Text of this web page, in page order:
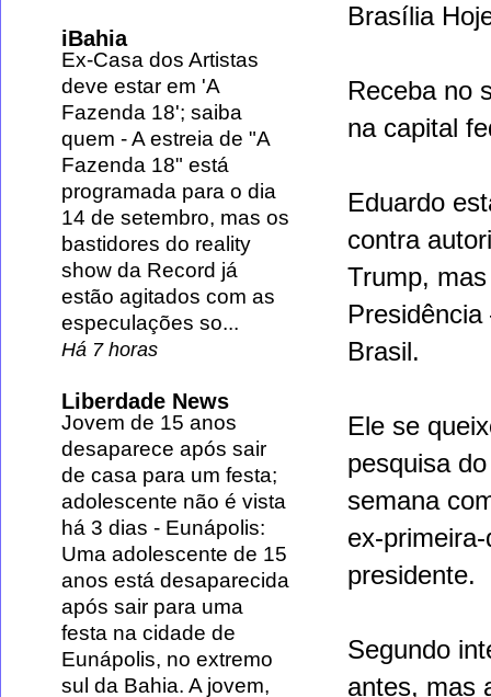
Brasília
Receba no
na capital
Eduardo
contra
Trump,
Brasil.
Ele se
pesquisa
semana
ex-
presidente.
Segundo
antes, mas
iBahia
Ex-Casa dos Artistas
deve estar em 'A
Fazenda 18'; saiba
quem -A estreia de "A
Fazenda 18" está
programada para o dia
14 de setembro, mas os
bastidores do reality
show da Record já
estão agitados com as
especulações so...
Há 7 horas
Liberdade News
Jovem de 15 anos
desaparece após sair
de casa para um festa;
adolescente não é vista
há 3 dias - Eunápolis:
Uma adolescente de 15
anos está desaparecida
após sair para uma
festa na cidade de
Eunápolis, no extremo
sul da Bahia. A jovem,